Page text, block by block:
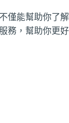
僅能幫助你了
務，幫助你更